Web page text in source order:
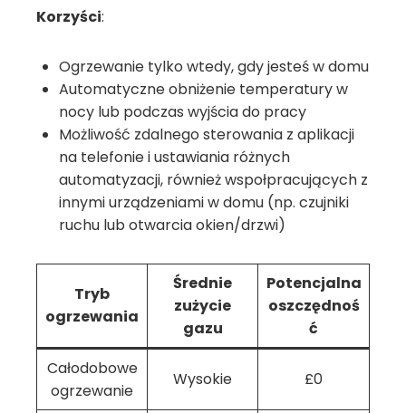
Korzyści:
Ogrzewanie tylko wtedy, gdy jesteś w domu
Automatyczne obniżenie temperatury w
nocy lub podczas wyjścia do pracy
Możliwość zdalnego sterowania z aplikacji
na telefonie i ustawiania różnych
automatyzacji, również wspołpracujących z
innymi urządzeniami w domu (np. czujniki
ruchu lub otwarcia okien/drzwi)
Tryb
ogrzewania
Średnie
zużycie
gazu
Potencjalna
oszczędnoś
ć
Całodobowe
ogrzewanie
Wysokie £0